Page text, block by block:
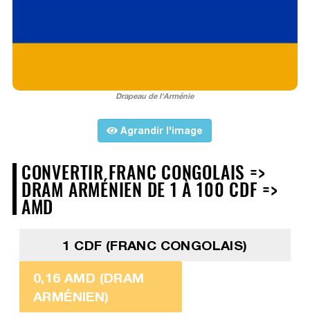
Drapeau de l'Arménie
Agrandir l'image
CONVERTIR FRANC CONGOLAIS =>
DRAM ARMÉNIEN DE 1 À 100 CDF =>
AMD
1 CDF (FRANC CONGOLAIS)
0,16 AMD (DRAM
ARMÉNIEN)